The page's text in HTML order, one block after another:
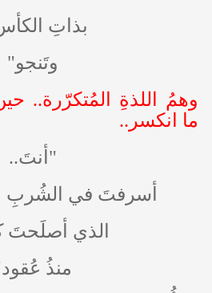
بذاتِ
وتَنجو"
وهمُ اللذةِ المُتكرّرة..
ما انكسر..
"أنتَ..
أسرفتَ في الشُربِ
الذي
منذُ